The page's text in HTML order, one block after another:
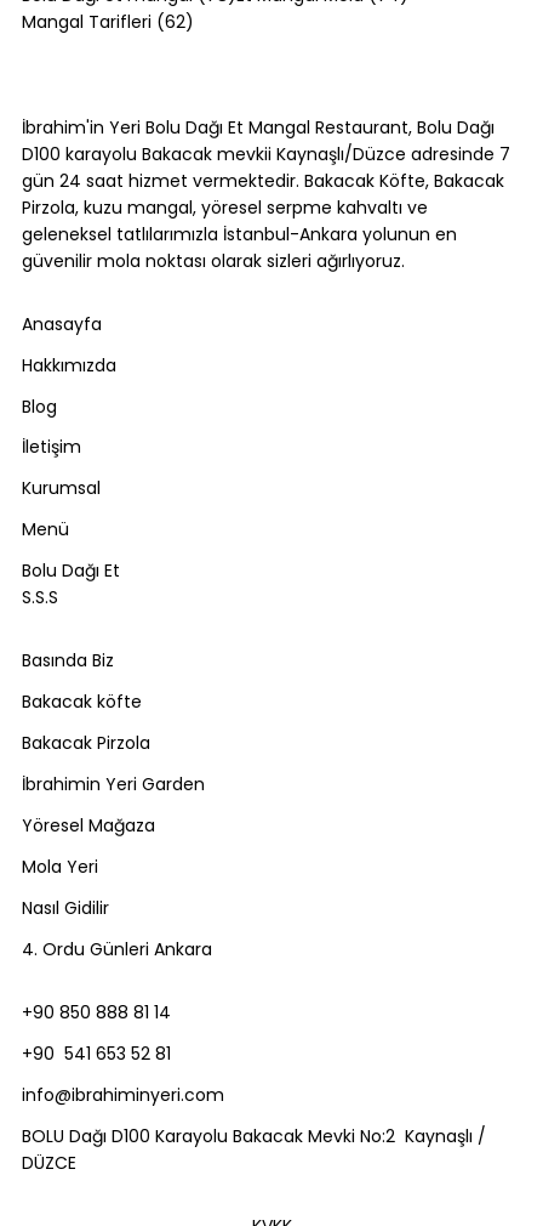
Karadeniz'in Batı Ucunda Ne Var?
Mangal Tarifleri (62)
İbrahim'in Yeri Bolu Dağı Et Mangal Restaurant, Bolu Dağı
D100 karayolu Bakacak mevkii Kaynaşlı/Düzce adresinde 7
gün 24 saat hizmet vermektedir. Bakacak Köfte, Bakacak
Pirzola, kuzu mangal, yöresel serpme kahvaltı ve
geleneksel tatlılarımızla İstanbul-Ankara yolunun en
güvenilir mola noktası olarak sizleri ağırlıyoruz.
Anasayfa
Hakkımızda
Blog
İletişim
Kurumsal
Menü
Bolu Dağı Et
S.S.S
Basında Biz
Bakacak köfte
Bakacak Pirzola
İbrahimin Yeri Garden
Yöresel Mağaza
Mola Yeri
Nasıl Gidilir
4. Ordu Günleri Ankara
+90 850 888 81 14
+90 541 653 52 81
info@ibrahiminyeri.com
BOLU Dağı D100 Karayolu Bakacak Mevki No:2 Kaynaşlı /
DÜZCE